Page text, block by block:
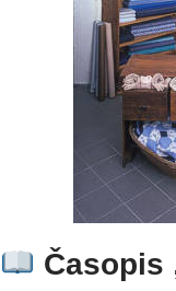
Časopis